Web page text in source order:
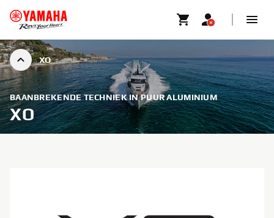
XO
BAANBREKENDE TECHNIEK IN PUUR ALUMINIUM
XO